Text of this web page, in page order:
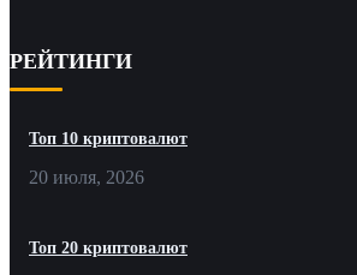
РЕЙТИНГИ
Топ 10 криптовалют
20 июля, 2026
Топ 20 криптовалют